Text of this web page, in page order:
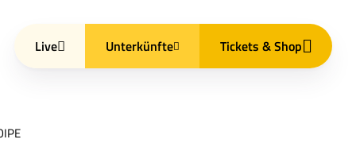
Live Unterkünfte Tickets & Shop